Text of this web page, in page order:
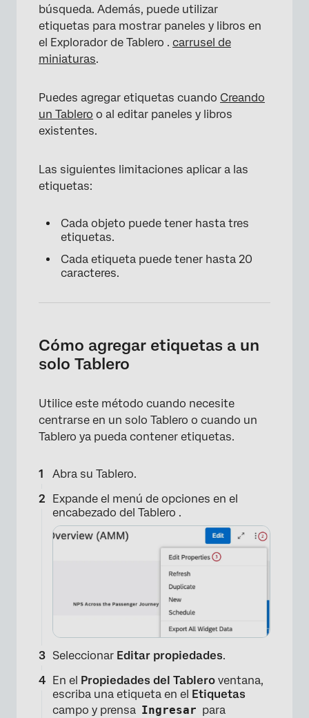
búsqueda. Además, puede utilizar
etiquetas para mostrar paneles y libros en
el Explorador de Tablero . carrusel de
miniaturas.
Puedes agregar etiquetas cuando Creando
un Tablero o al editar paneles y libros
existentes.
Las siguientes limitaciones aplicar a las
etiquetas:
Cada objeto puede tener hasta tres
etiquetas.
Cada etiqueta puede tener hasta 20
caracteres.
Cómo agregar etiquetas a un
solo Tablero
Utilice este método cuando necesite
centrarse en un solo Tablero o cuando un
Tablero ya pueda contener etiquetas.
Abra su Tablero.
Expande el menú de opciones en el
encabezado del Tablero .
Seleccionar Editar propiedades.
En el Propiedades del Tablero ventana,
escriba una etiqueta en el Etiquetas
campo y prensa Ingresar para